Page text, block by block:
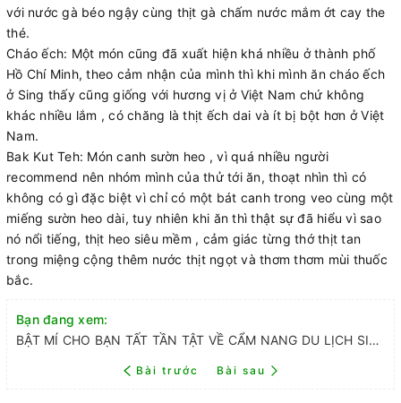
với nước gà béo ngậy cùng thịt gà chấm nước mắm ớt cay the
thé.
Cháo ếch: Một món cũng đã xuất hiện khá nhiều ở thành phố
Hồ Chí Minh, theo cảm nhận của mình thì khi mình ăn cháo ếch
ở Sing thấy cũng giống với hương vị ở Việt Nam chứ không
khác nhiều lắm , có chăng là thịt ếch dai và ít bị bột hơn ở Việt
Nam.
Bak Kut Teh: Món canh sườn heo , vì quá nhiều người
recommend nên nhóm mình của thử tới ăn, thoạt nhìn thì có
không có gì đặc biệt vì chỉ có một bát canh trong veo cùng một
miếng sườn heo dài, tuy nhiên khi ăn thì thật sự đã hiểu vì sao
nó nổi tiếng, thịt heo siêu mềm , cảm giác từng thớ thịt tan
trong miệng cộng thêm nước thịt ngọt và thơm thơm mùi thuốc
bắc.
Bạn đang xem:
BẬT MÍ CHO BẠN TẤT TẦN TẬT VỀ CẨM NANG DU LỊCH SINGAPORE
Bài trước Bài sau